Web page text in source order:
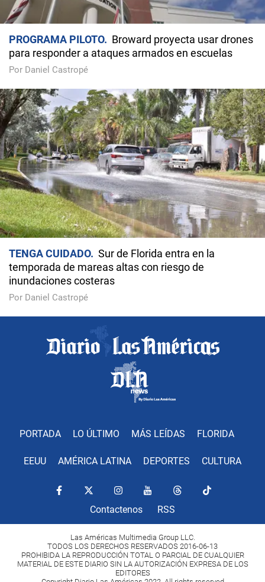
PROGRAMA PILOTO
Broward proyecta usar drones
para responder a ataques armados en escuelas
Por Daniel Castropé
TENGA CUIDADO
Sur de Florida entra en la
temporada de mareas altas con riesgo de
inundaciones costeras
Por Daniel Castropé
PORTADA LO ÚLTIMO MÁS LEÍDAS FLORIDA
EEUU AMÉRICA LATINA DEPORTES CULTURA
Contactenos RSS
Las Américas Multimedia Group LLC.
TODOS LOS DERECHOS RESERVADOS 2016-06-13
PROHIBIDA LA REPRODUCCIÓN TOTAL O PARCIAL DE CUALQUIER
MATERIAL DE ESTE DIARIO SIN LA AUTORIZACIÓN EXPRESA DE LOS
EDITORES